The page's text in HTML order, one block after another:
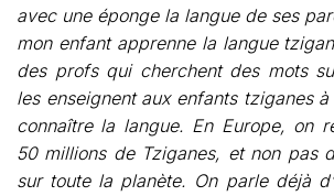
avec une éponge la langue de ses
mon enfant apprenne la langue
des profs qui cherchent des mots
les enseignent aux enfants tziganes à
connaître la langue. En Europe, on
50 millions de Tziganes, et non pas
sur toute la planète. On parle déjà